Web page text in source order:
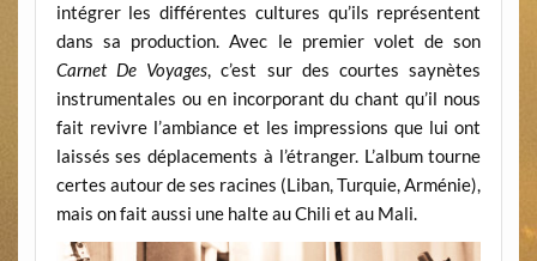
intégrer les différentes cultures qu’ils représentent
dans sa production. Avec le premier volet de son
Carnet De Voyages, c’est sur des courtes saynètes
instrumentales ou en incorporant du chant qu’il nous
fait revivre l’ambiance et les impressions que lui ont
laissés ses déplacements à l’étranger. L’album tourne
certes autour de ses racines (Liban, Turquie, Arménie),
mais on fait aussi une halte au Chili et au Mali.